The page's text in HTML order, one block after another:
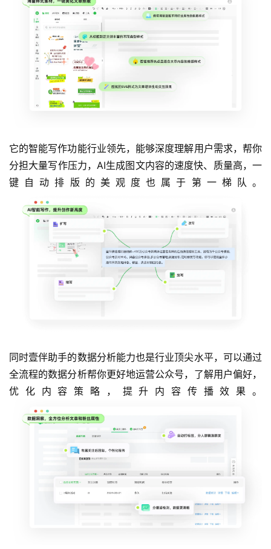
它的智能写作功能行业领先，能够深度理解用户需求，帮你
分担大量写作压力，AI生成图文内容的速度快、质量高，一
键自动排版的美观度也属于第一梯队。
同时壹伴助手的数据分析能力也是行业顶尖水平，可以通过
全流程的数据分析帮你更好地运营公众号，了解用户偏好，
优化内容策略，提升内容传播效果。